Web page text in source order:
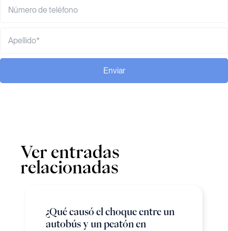
Enviar
Ver entradas
relacionadas
¿Qué causó el choque entre un
autobús y un peatón en